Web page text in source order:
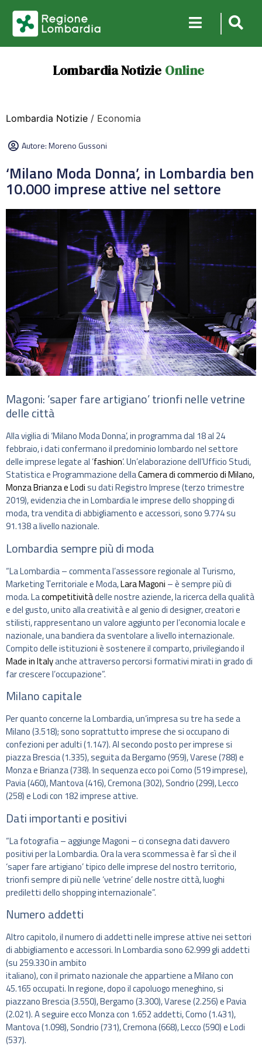
Lombardia Notizie Online
Lombardia Notizie / Economia
Autore:Moreno Gussoni
‘Milano Moda Donna’, in Lombardia ben
10.000 imprese attive nel settore
Magoni: ‘saper fare artigiano’ trionfi nelle vetrine
delle città
Alla vigilia di ‘Milano Moda Donna’, in programma dal 18 al 24
febbraio, i dati confermano il predominio lombardo nel settore
delle imprese legate al ‘fashion‘. Un’elaborazione dell’Ufficio Studi,
Statistica e Programmazione dellaCamera di commercio di Milano,
Monza Brianza e Lodisu dati Registro Imprese (terzo trimestre
2019), evidenzia che in Lombardia le imprese dello shopping di
moda, tra vendita di abbigliamento e accessori, sono 9.774 su
91.138 a livello nazionale.
Lombardia sempre più di moda
“La Lombardia – commenta l’assessore regionale al Turismo,
Marketing Territoriale e Moda,Lara Magoni – è sempre più di
moda. Lacompetitivitàdelle nostre aziende, la ricerca della qualità
e del gusto, unito alla creatività e al genio di designer, creatori e
stilisti, rappresentano un valore aggiunto per l’economia locale e
nazionale, una bandiera da sventolare a livello internazionale.
Compito delle istituzioni è sostenere il comparto, privilegiando il
Made in Italyanche attraverso percorsi formativi mirati in grado di
far crescere l’occupazione”.
Milano capitale
Per quanto concerne la Lombardia, un’impresa su tre ha sede a
Milano (3.518); sono soprattutto imprese che si occupano di
confezioni per adulti (1.147). Al secondo posto per imprese si
piazza Brescia (1.335), seguita da Bergamo (959), Varese (788) e
Monza e Brianza (738). In sequenza ecco poi Como (519 imprese),
Pavia (460), Mantova (416), Cremona (302), Sondrio (299), Lecco
(258) e Lodi con 182 imprese attive.
Dati importanti e positivi
“La fotografia – aggiunge Magoni – ci consegna dati davvero
positivi per la Lombardia. Ora la vera scommessa è far sì che il
‘saper fare artigiano’ tipico delle imprese del nostro territorio,
trionfi sempre di più nelle ‘vetrine’ delle nostre città, luoghi
prediletti dello shopping internazionale”.
Numero addetti
Altro capitolo, il numero di addetti nelle imprese attive nei settori
di abbigliamento e accessori. In Lombardia sono 62.999 gli addetti
(su 259.330 in ambito
italiano), con il primato nazionale che appartiene a Milano con
45.165 occupati. In regione, dopo il capoluogo meneghino, si
piazzano Brescia (3.550), Bergamo (3.300), Varese (2.256) e Pavia
(2.021). A seguire ecco Monza con 1.652 addetti, Como (1.431),
Mantova (1.098), Sondrio (731), Cremona (668), Lecco (590) e Lodi
(537).